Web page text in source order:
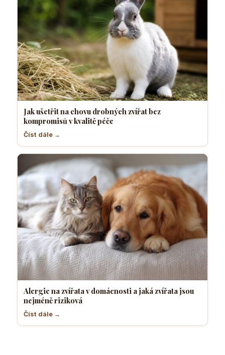
Jak ušetřit na chovu drobných zvířat bez
kompromisů v kvalitě péče
Číst dále →
Alergie na zvířata v domácnosti a jaká zvířata jsou
nejméně riziková
Číst dále →